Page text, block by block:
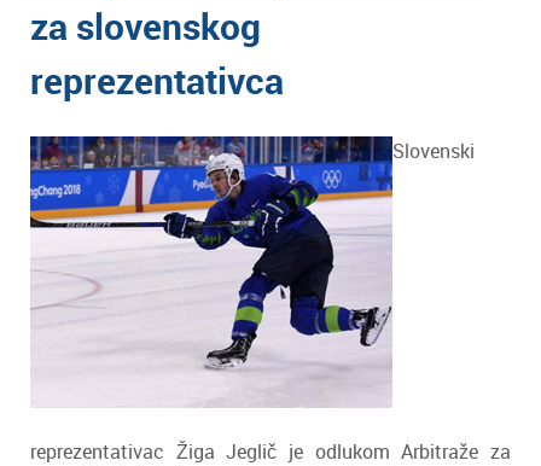
za slovenskog
reprezentativca
Slovenski
reprezentativac Žiga Jeglič je odlukom Arbitraže za